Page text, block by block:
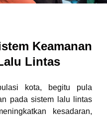
Keamanan
Lintas
kota, begitu pula
pada sistem lalu lintas
kesadaran,